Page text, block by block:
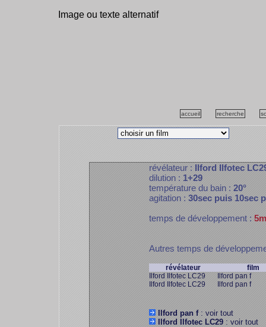
Image ou texte alternatif
accueil recherche
révélateur :Ilford Ilfotec
dilution :1+29
température du bain :20°
agitation :30sec puis 10sec
temps de développement :
Autres temps de
révélateur
film
Ilford Ilfotec LC29
Ilford pan f
Ilford Ilfotec LC29
Ilford pan f
Ilford pan f: voir tout
Ilford Ilfotec LC29: voir tout